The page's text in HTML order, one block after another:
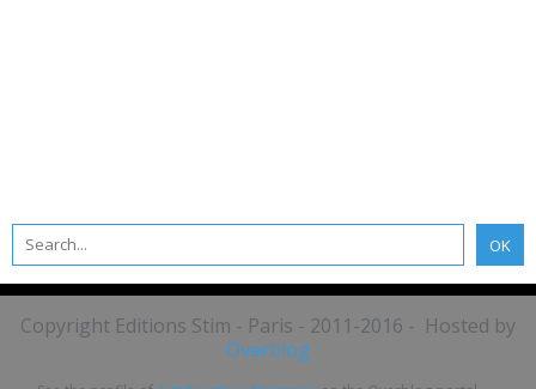
Copyright Editions Stim - Paris - 2011-2016 - Hosted by
Overblog